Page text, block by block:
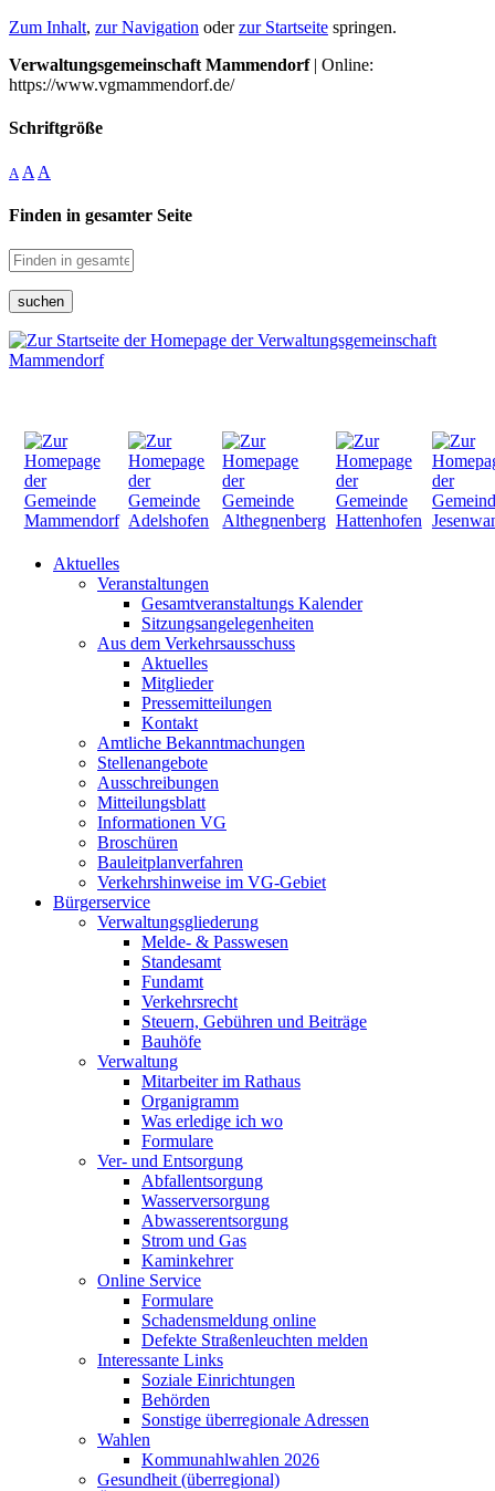
Zum Inhalt, zur Navigation oderzur Startseite springen.
Verwaltungsgemeinschaft Mammendorf| Online:
https://www.vgmammendorf.de/
Schriftgröße
A A A
Finden in gesamter Seite
suchen
Aktuelles
Veranstaltungen
Gesamtveranstaltungs Kalender
Sitzungsangelegenheiten
Aus dem Verkehrsausschuss
Aktuelles
Mitglieder
Pressemitteilungen
Kontakt
Amtliche Bekanntmachungen
Stellenangebote
Ausschreibungen
Mitteilungsblatt
Informationen VG
Broschüren
Bauleitplanverfahren
Verkehrshinweise im VG-Gebiet
Bürgerservice
Verwaltungsgliederung
Melde- & Passwesen
Standesamt
Fundamt
Verkehrsrecht
Steuern, Gebühren und Beiträge
Bauhöfe
Verwaltung
Mitarbeiter im Rathaus
Organigramm
Was erledige ich wo
Formulare
Ver- und Entsorgung
Abfallentsorgung
Wasserversorgung
Abwasserentsorgung
Strom und Gas
Kaminkehrer
Online Service
Formulare
Schadensmeldung online
Defekte Straßenleuchten melden
Interessante Links
Soziale Einrichtungen
Behörden
Sonstige überregionale Adressen
Wahlen
Kommunahlwahlen 2026
Gesundheit (überregional)